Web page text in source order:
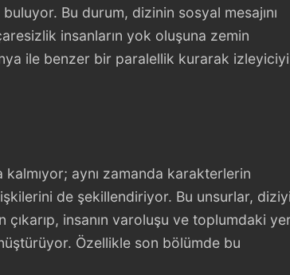
Bu durum, dizinin sosyal mesajını
insanların yok oluşuna zemin
ile benzer bir paralellik kurarak izleyiciyi
aynı zamanda karakterlerin
de şekillendiriyor. Bu unsurlar, diziyi
insanın varoluşu ve toplumdaki
Özellikle son bölümde bu